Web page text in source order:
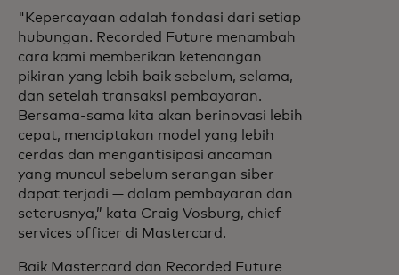
"Kepercayaan adalah fondasi dari setiap
hubungan. Recorded Future menambah
cara kami memberikan ketenangan
pikiran yang lebih baik sebelum, selama,
dan setelah transaksi pembayaran.
Bersama-sama kita akan berinovasi lebih
cepat, menciptakan model yang lebih
cerdas dan mengantisipasi ancaman
yang muncul sebelum serangan siber
dapat terjadi — dalam pembayaran dan
seterusnya,” kata Craig Vosburg, chief
services officer di Mastercard.
Baik Mastercard dan Recorded Future